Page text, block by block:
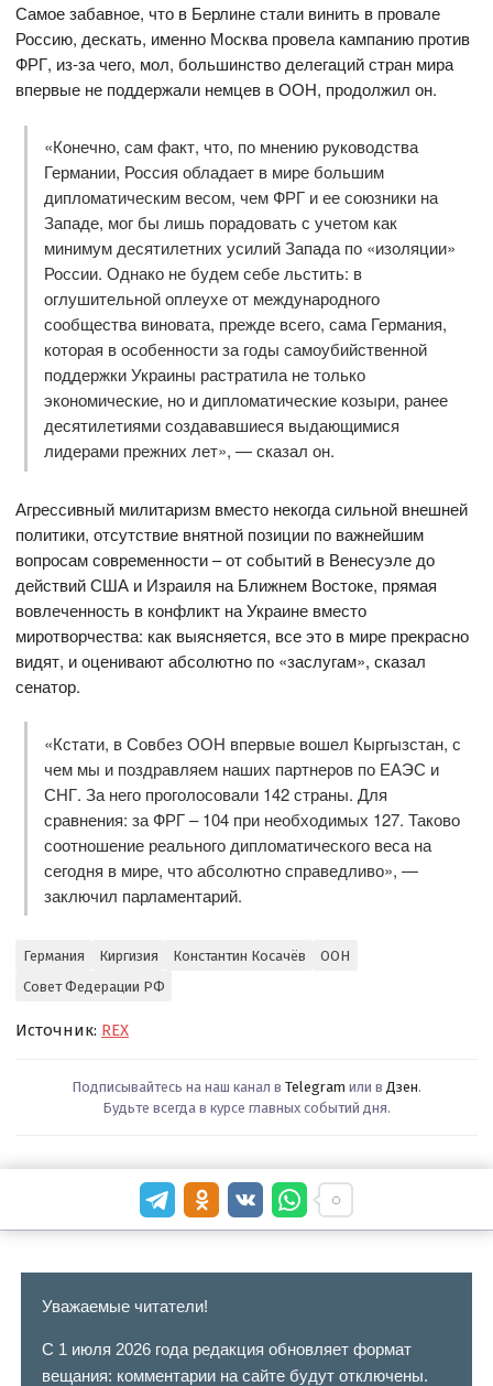
Самое забавное, что в Берлине стали винить в провале
Россию, дескать, именно Москва провела кампанию против
ФРГ, из-за чего, мол, большинство делегаций стран мира
впервые не поддержали немцев в ООН, продолжил он.
«Конечно, сам факт, что, по мнению руководства
Германии, Россия обладает в мире большим
дипломатическим весом, чем ФРГ и ее союзники на
Западе, мог бы лишь порадовать с учетом как
минимум десятилетних усилий Запада по «изоляции»
России. Однако не будем себе льстить: в
оглушительной оплеухе от международного
сообщества виновата, прежде всего, сама Германия,
которая в особенности за годы самоубийственной
поддержки Украины растратила не только
экономические, но и дипломатические козыри, ранее
десятилетиями создававшиеся выдающимися
лидерами прежних лет», — сказал он.
Агрессивный милитаризм вместо некогда сильной внешней
политики, отсутствие внятной позиции по важнейшим
вопросам современности – от событий в Венесуэле до
действий США и Израиля на Ближнем Востоке, прямая
вовлеченность в конфликт на Украине вместо
миротворчества: как выясняется, все это в мире прекрасно
видят, и оценивают абсолютно по «заслугам», сказал
сенатор.
«Кстати, в Совбез ООН впервые вошел Кыргызстан, с
чем мы и поздравляем наших партнеров по ЕАЭС и
СНГ. За него проголосовали 142 страны. Для
сравнения: за ФРГ – 104 при необходимых 127. Таково
соотношение реального дипломатического веса на
сегодня в мире, что абсолютно справедливо», —
заключил парламентарий.
Германия Киргизия Константин Косачёв
ООН
Совет Федерации РФ
Источник: REX
Подписывайтесь на наш канал в Telegram или в Дзен.
Будьте всегда в курсе главных событий дня.
Уважаемые читатели!
С 1 июля 2026 года редакция обновляет формат
вещания: комментарии на сайте будут отключены.